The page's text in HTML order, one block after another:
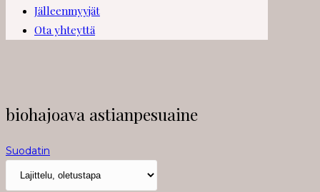
Jälleenmyyjät
Ota yhteyttä
biohajoava astianpesuaine
Suodatin